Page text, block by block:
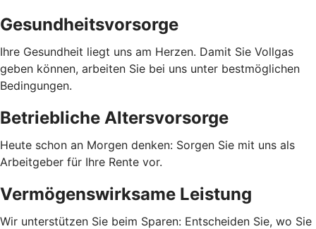
Gesundheitsvorsorge
Ihre Gesundheit liegt uns am Herzen. Damit Sie Vollgas
geben können, arbeiten Sie bei uns unter bestmöglichen
Bedingungen.
Betriebliche Altersvorsorge
Heute schon an Morgen denken: Sorgen Sie mit uns als
Arbeitgeber für Ihre Rente vor.
Vermögenswirksame Leistung
Wir unterstützen Sie beim Sparen: Entscheiden Sie, wo Sie